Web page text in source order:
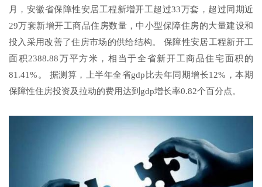
月，安徽省保障性安居工程新增开工超过33万套，超过同期近
29万套新增开工商品住房数量，中小型保障住房的大量建设和
投入采用改善了住房市场的供给结构。 保障性安居工程新开工
面积2388.88万平方米，相当于全省新开工商品住宅面积的
81.41%。 据测算，上半年全省gdp比去年同期增长12%，本期
保障性住房投资及拉动的费用达到gdp增长率0.82个百分点。